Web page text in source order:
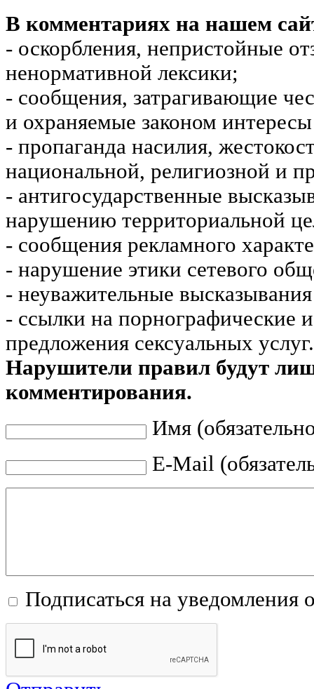
В комментариях на нашем
- оскорбления, непристойные
ненормативной лексики;
- сообщения, затрагивающие
и охраняемые законом
- пропаганда насилия,
национальной, религиозной и
- антигосударственные
нарушению территориальной
- сообщения рекламного
- нарушение этики сетевого
- неуважительные
- ссылки на порнографические
предложения сексуальных услуг.
Нарушители правил будут
комментирования.
Имя
E-Mail
Подписаться на уведомления